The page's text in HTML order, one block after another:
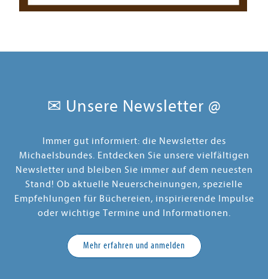
✉ Unsere Newsletter @
Immer gut informiert: die Newsletter des
Michaelsbundes. Entdecken Sie unsere vielfältigen
Newsletter und bleiben Sie immer auf dem neuesten
Stand! Ob aktuelle Neuerscheinungen, spezielle
Empfehlungen für Büchereien, inspirierende Impulse
oder wichtige Termine und Informationen.
Mehr erfahren und anmelden